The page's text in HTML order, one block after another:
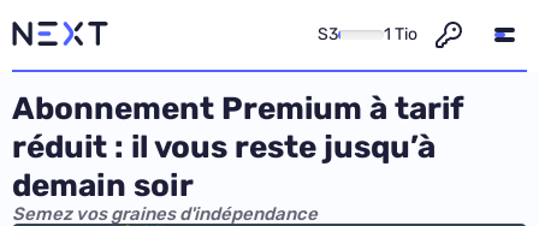
S3 1 Tio
Abonnement Premium à tarif
réduit : il vous reste jusqu’à
demain soir
Semez vos graines d'indépendance